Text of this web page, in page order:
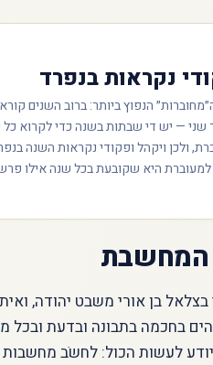
נקראות בנפרד
הנפוץ ביותר: ברוב השנים
— יש די שבתות בשנה כדי לקרוא
שנה מעוברת, ולכן ויקהל ופקודי נקראות
היא שקובעת בכל שנה אילו
המחשבת
בן אורי משבט יהודה,
בחכמה בתבונה ובדעת ובכל
לעשות הכול: לחשֹב